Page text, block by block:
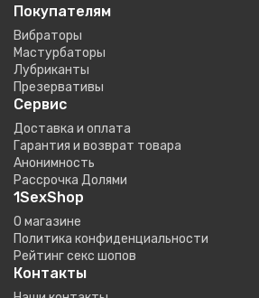
Покупателям
Вибраторы
Мастурбаторы
Лубриканты
Презервативы
Сервис
Доставка и оплата
Гарантия и возврат товара
Анонимность
Рассрочка Долями
1SexShop
О магазине
Политика конфиденциальности
Рейтинг секс шопов
Контакты